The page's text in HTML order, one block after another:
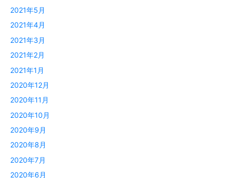
2021年5月
2021年4月
2021年3月
2021年2月
2021年1月
2020年12月
2020年11月
2020年10月
2020年9月
2020年8月
2020年7月
2020年6月